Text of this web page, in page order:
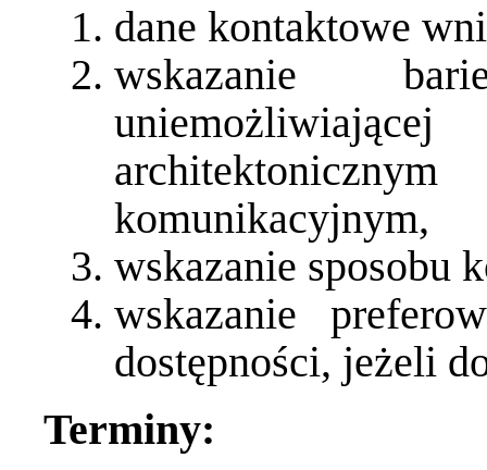
dane kontaktowe
wskazanie
komunikacyjnym,
wskazanie sposobu
wskazanie
dostępności, jeżeli
Terminy: